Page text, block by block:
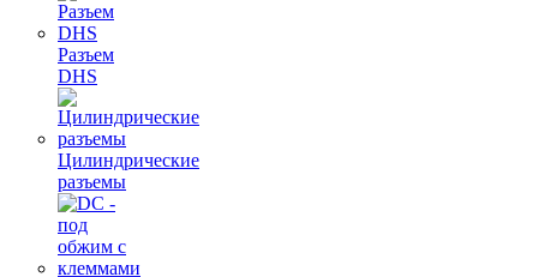
Разъем
DHS
Цилиндрические
разъемы